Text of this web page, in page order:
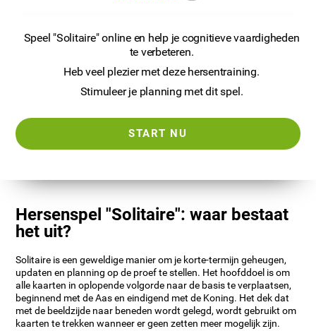
Speel "Solitaire" online en help je cognitieve vaardigheden
te verbeteren.
Heb veel plezier met deze hersentraining.
Stimuleer je planning met dit spel.
START NU
Hersenspel "Solitaire": waar bestaat
het uit?
Solitaire is een geweldige manier om je korte-termijn geheugen,
updaten en planning op de proef te stellen. Het hoofddoel is om
alle kaarten in oplopende volgorde naar de basis te verplaatsen,
beginnend met de Aas en eindigend met de Koning. Het dek dat
met de beeldzijde naar beneden wordt gelegd, wordt gebruikt om
kaarten te trekken wanneer er geen zetten meer mogelijk zijn.